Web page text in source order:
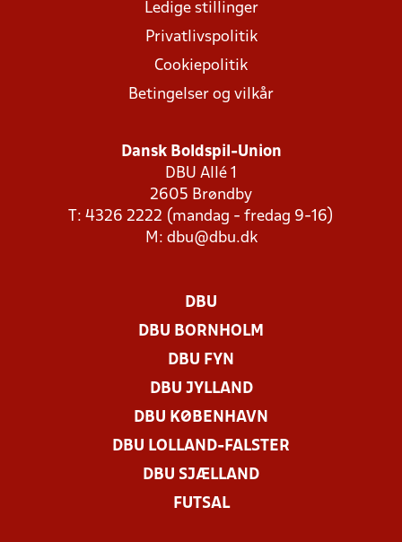
Ledige stillinger
Privatlivspolitik
Cookiepolitik
Betingelser og vilkår
Dansk Boldspil-Union
DBU Allé 1
2605 Brøndby
T: 4326 2222 (mandag - fredag 9-16)
M: dbu@dbu.dk
DBU
DBU BORNHOLM
DBU FYN
DBU JYLLAND
DBU KØBENHAVN
DBU LOLLAND-FALSTER
DBU SJÆLLAND
FUTSAL